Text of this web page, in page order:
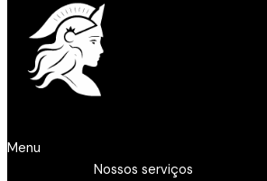
Menu
Nossos serviços